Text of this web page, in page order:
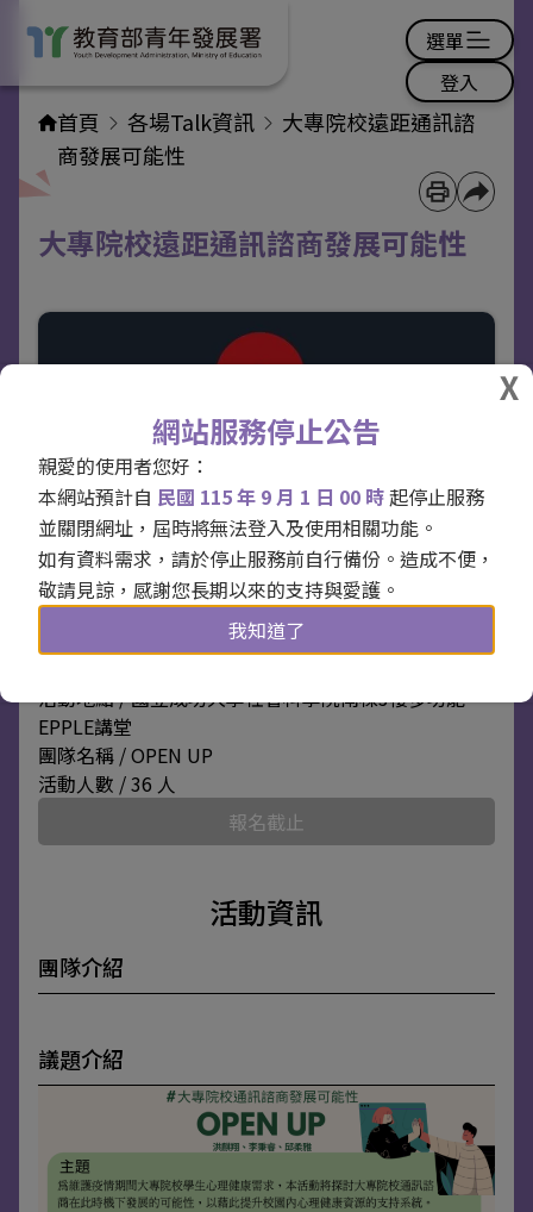
登入
選單
網站服務停止公告
親愛的使用者您好：
本網站預計自 民國 115 年 9 月 1 日 00 時起停止服務
並關閉網址，屆時將無法登入及使用相關功能。
如有資料需求，請於停止服務前自行備份。造成不便，
敬請見諒，感謝您長期以來的支持與愛護。
我知道了
首頁 各場Talk資訊
大專院校遠距通訊諮
商發展可能性
大專院校遠距通訊諮商發展可能性
活動地點 / 國立成功大學社會科學院南棟3樓多功能
EPPLE講堂
團隊名稱 / OPEN UP
活動人數 / 36 人
報名截止
活動資訊
團隊介紹
議題介紹